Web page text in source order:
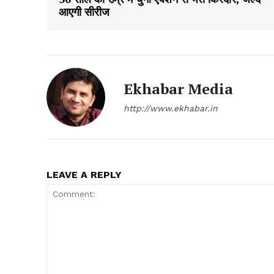
आएगी सीरीज
Ekhabar Media
http://www.ekhabar.in
LEAVE A REPLY